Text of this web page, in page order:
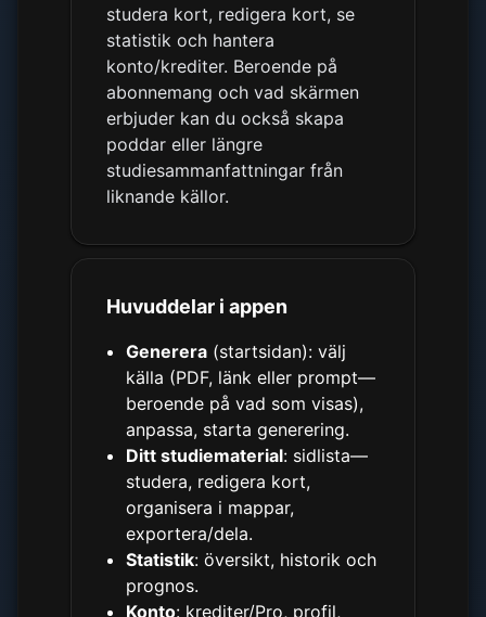
studera kort, redigera kort, se
statistik och hantera
konto/krediter. Beroende på
abonnemang och vad skärmen
erbjuder kan du också skapa
poddar eller längre
studiesammanfattningar från
liknande källor.
Huvuddelar i appen
Generera (startsidan): välj
källa (PDF, länk eller prompt—
beroende på vad som visas),
anpassa, starta generering.
Ditt studiematerial: sidlista—
studera, redigera kort,
organisera i mappar,
exportera/dela.
Statistik: översikt, historik och
prognos.
Konto: krediter/Pro, profil,